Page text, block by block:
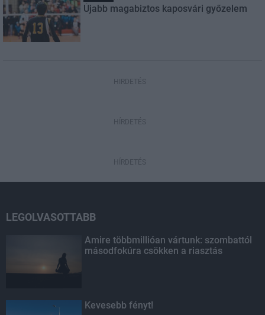
Újabb magabiztos kaposvári győzelem
HIRDETÉS
HÍRDETÉS
HÍRDETÉS
LEGOLVASOTTABB
Amire többmillióan vártunk: szombattól
másodfokúra csökken a riasztás
Kevesebb fényt!